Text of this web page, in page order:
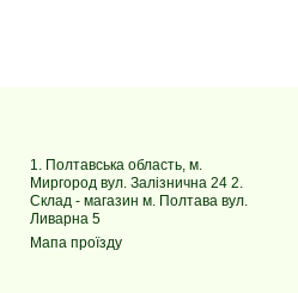
1. Полтавська область, м.
Миргород вул. Залізнична 24 2.
Склад - магазин м. Полтава вул.
Ливарна 5
Мапа проїзду